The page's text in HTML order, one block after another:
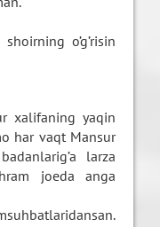
o’g’risin
xalifaning yaqin
har vaqt Mansur
larza
joeda anga